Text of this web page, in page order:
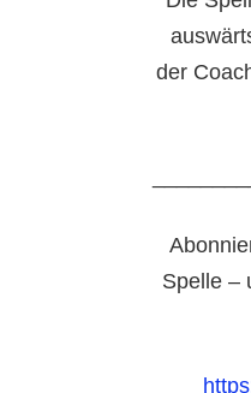
der
Spelle –